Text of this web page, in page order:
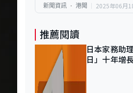
新聞資訊 港聞 2025年06月
推薦閱讀
日本家務助
日」十年增